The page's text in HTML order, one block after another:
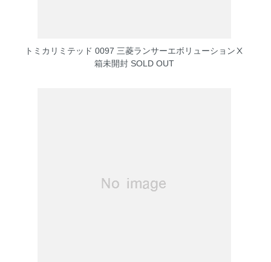
トミカリミテッド 0097 三菱ランサーエボリューションⅩ
箱未開封SOLD OUT